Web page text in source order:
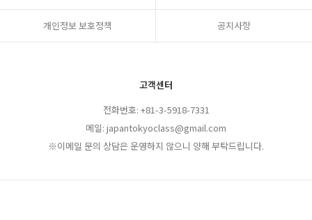
개인정보 보호정책 공지사항
고객센터
전화번호: +81-3-5918-7331
메일: japantokyoclass@gmail.com
※이메일 문의 상담은 운영하지 않으니 양해 부탁드립니다.